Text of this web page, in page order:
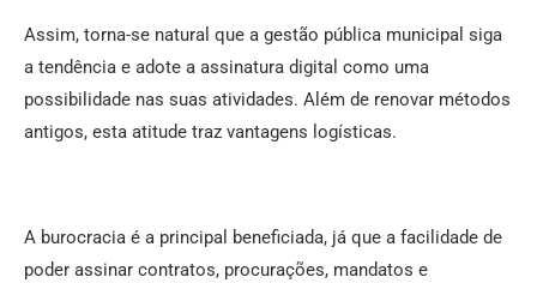
Assim, torna-se natural que a gestão pública municipal siga
a tendência e adote a assinatura digital como uma
possibilidade nas suas atividades. Além de renovar métodos
antigos, esta atitude traz vantagens logísticas.
A burocracia é a principal beneficiada, já que a facilidade de
poder assinar contratos, procurações, mandatos e